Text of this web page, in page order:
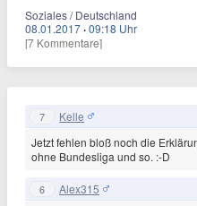
Soziales / Deutschland
08.01.2017 ·09:18 Uhr
[7 Kommentare]
7 Kelle
Jetzt fehlen bloß noch die
ohne Bundesliga und so. :-D
6 Alex315